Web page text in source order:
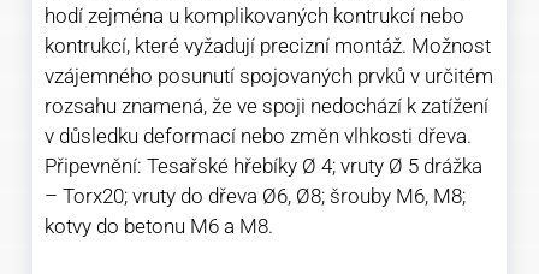
hodí zejména u komplikovaných kontrukcí nebo
kontrukcí, které vyžadují precizní montáž. Možnost
vzájemného posunutí spojovaných prvků v určitém
rozsahu znamená, že ve spoji nedochází k zatížení
v důsledku deformací nebo změn vlhkosti dřeva.
Připevnění: Tesařské hřebíky Ø 4; vruty Ø 5 drážka
– Torx20; vruty do dřeva Ø6, Ø8; šrouby M6, M8;
kotvy do betonu M6 a M8.